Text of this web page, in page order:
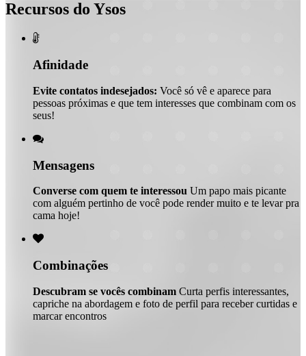
Recursos do Ysos

Afinidade
Evite contatos indesejados: Você só vê e aparece para
pessoas próximas e que tem interesses que combinam com os
seus!

Mensagens
Converse com quem te interessou Um papo mais picante
com alguém pertinho de você pode render muito e te levar pra
cama hoje!

Combinações
Descubram se vocês combinam Curta perfis interessantes,
capriche na abordagem e foto de perfil para receber curtidas e
marcar encontros